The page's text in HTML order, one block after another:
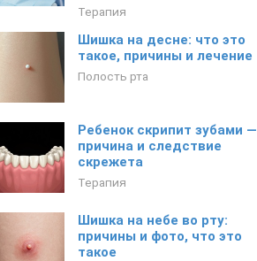
Терапия
Шишка на десне: что это
такое, причины и лечение
Полость рта
Ребенок скрипит зубами —
причина и следствие
скрежета
Терапия
Шишка на небе во рту:
причины и фото, что это
такое